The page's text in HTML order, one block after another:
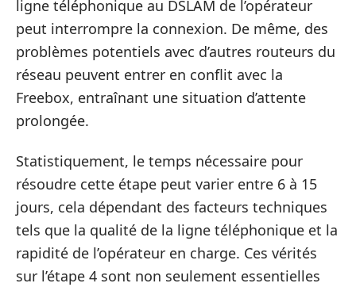
ligne téléphonique au DSLAM de l’opérateur
peut interrompre la connexion. De même, des
problèmes potentiels avec d’autres routeurs du
réseau peuvent entrer en conflit avec la
Freebox, entraînant une situation d’attente
prolongée.
Statistiquement, le temps nécessaire pour
résoudre cette étape peut varier entre 6 à 15
jours, cela dépendant des facteurs techniques
tels que la qualité de la ligne téléphonique et la
rapidité de l’opérateur en charge. Ces vérités
sur l’étape 4 sont non seulement essentielles